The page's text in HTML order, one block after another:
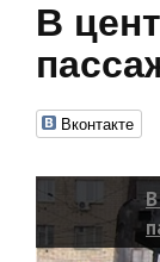
В
Вконтакте